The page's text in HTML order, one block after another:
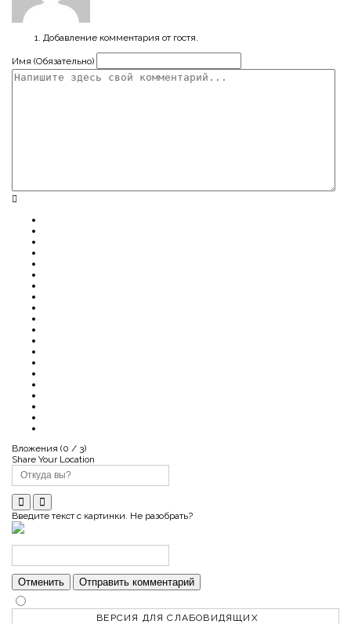
ВЕРСИЯ ДЛЯ СЛАБОВИДЯЩИХ
Добавление комментария от гостя.
Имя (Обязательно)
Вложения (0 / 3)
Share Your Location
Введите текст с картинки. Не разобрать?
Отменить Отправить комментарий